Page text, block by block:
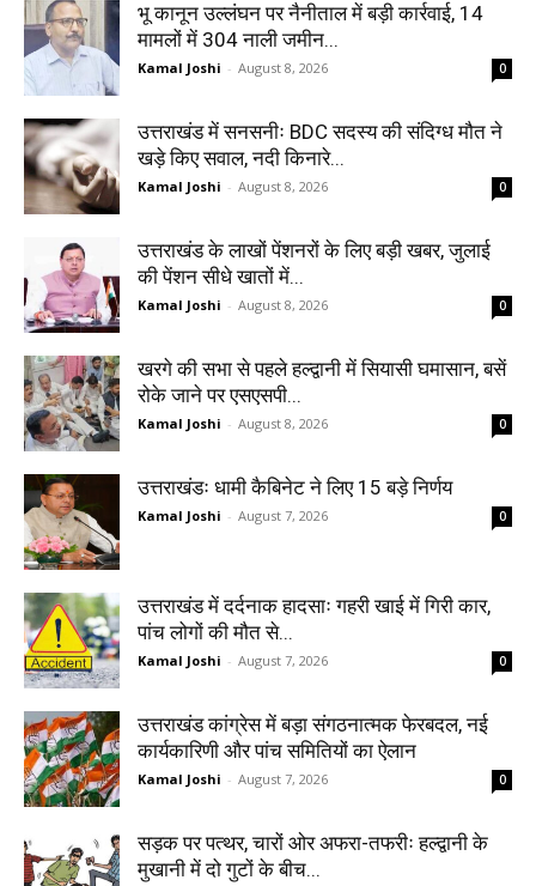
भू कानून उल्लंघन पर नैनीताल में बड़ी कार्रवाई, 14
मामलों में 304 नाली जमीन...
Kamal Joshi - August 8, 2026 0
उत्तराखंड में सनसनीः BDC सदस्य की संदिग्ध मौत ने
खड़े किए सवाल, नदी किनारे...
Kamal Joshi - August 8, 2026 0
उत्तराखंड के लाखों पेंशनरों के लिए बड़ी खबर, जुलाई
की पेंशन सीधे खातों में...
Kamal Joshi - August 8, 2026 0
खरगे की सभा से पहले हल्द्वानी में सियासी घमासान, बसें
रोके जाने पर एसएसपी...
Kamal Joshi - August 8, 2026 0
उत्तराखंडः धामी कैबिनेट ने लिए 15 बड़े निर्णय
Kamal Joshi - August 7, 2026 0
उत्तराखंड में दर्दनाक हादसाः गहरी खाई में गिरी कार,
पांच लोगों की मौत से...
Kamal Joshi - August 7, 2026 0
उत्तराखंड कांग्रेस में बड़ा संगठनात्मक फेरबदल, नई
कार्यकारिणी और पांच समितियों का ऐलान
Kamal Joshi - August 7, 2026 0
सड़क पर पत्थर, चारों ओर अफरा-तफरीः हल्द्वानी के
मुखानी में दो गुटों के बीच...